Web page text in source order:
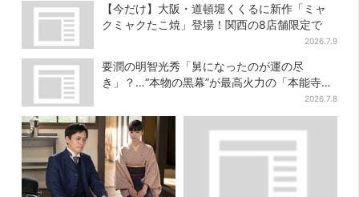
【今だけ】大阪・道頓堀くくるに新作「ミャ
クミャクたこ焼」登場！関西の8店舗限定で
2026.7.9
要潤の明智光秀「舅になったのが運の尽
き」？…“本物の黒幕”が最高火力の「本能寺」
2026.7.8